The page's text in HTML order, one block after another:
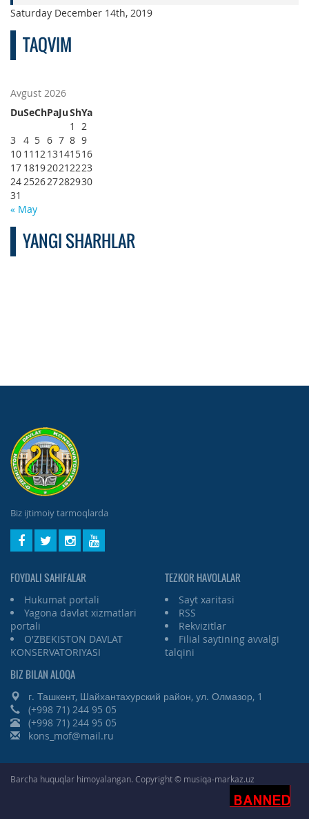
Saturday December 14th, 2019
TAQVIM
Avgust 2026
DuSeChPaJuShYa
1
2
3 4 5 6 7 8 9
10 11 1213141516
17 181920212223
24252627282930
31
« May
YANGI SHARHLAR
Biz ijtimoiy tarmoqlarda
FOYDALI SAHIFALAR
Hukumat portali
Yagona davlat xizmatlari
portali
O'ZBEKISTON DAVLAT
KONSERVATORIYASI
TEZKOR HAVOLALAR
Sayt xaritasi
RSS
Rekvizitlar
Filial saytining avvalgi
talqini
BIZ BILAN ALOQA
г. Ташкент, Шайхантахурский район, ул. Олмазор, 1
(+998 71) 244 95 05
(+998 71) 244 95 05
kons_mof@mail.ru
Barcha huquqlar himoyalangan. Copyright © musiqa-markaz.uz